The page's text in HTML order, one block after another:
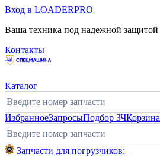
Вход в LOADERPRO
Ваша техника под надежной защитой
Контакты
Каталог
ИзбранноеЗапросыПодбор ЗЧКорзина
Запчасти для погрузчиков: